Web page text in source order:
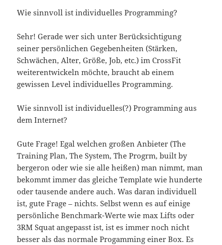
Wie sinnvoll ist individuelles Programming?
Sehr! Gerade wer sich unter Berücksichtigung
seiner persönlichen Gegebenheiten (Stärken,
Schwächen, Alter, Größe, Job, etc.) im CrossFit
weiterentwickeln möchte, braucht ab einem
gewissen Level individuelles Programming.
Wie sinnvoll ist individuelles(?) Programming aus
dem Internet?
Gute Frage! Egal welchen großen Anbieter (The
Training Plan, The System, The Progrm, built by
bergeron oder wie sie alle heißen) man nimmt, man
bekommt immer das gleiche Template wie hunderte
oder tausende andere auch. Was daran individuell
ist, gute Frage – nichts. Selbst wenn es auf einige
persönliche Benchmark-Werte wie max Lifts oder
3RM Squat angepasst ist, ist es immer noch nicht
besser als das normale Progamming einer Box. Es